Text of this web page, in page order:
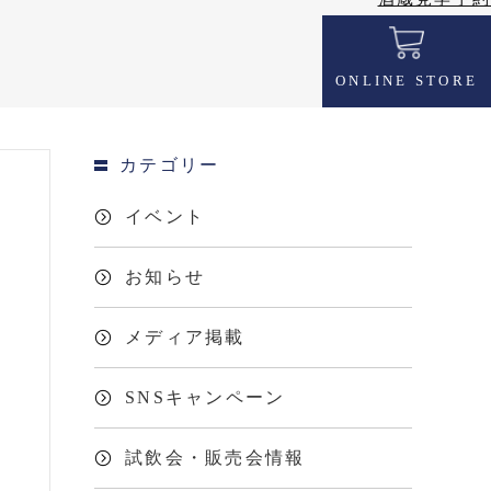
ONLINE STORE
カテゴリー
イベント
お知らせ
メディア掲載
SNSキャンペーン
試飲会・販売会情報